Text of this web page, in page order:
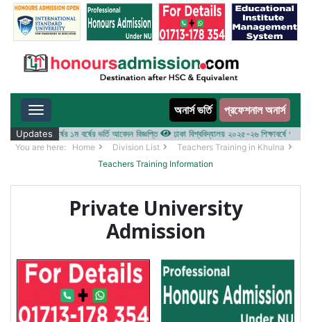
Toggle navigation অনার্স ভর্তি প্রফেশনাল অনার্স
Updates
২৬ শিক্ষাবর্ষের ১ম বর্ষের ভর্তি আবেদন বিজ্ঞপ্তি ঢাকা বিশ্ববিদ্যালয় ২০২৫-২৬ শিক্ষাবর্ষে
You are here: Home Division List
Teachers Training in Khulna
Teachers Training Information
Private University
Admission